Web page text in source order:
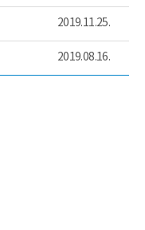
2019.11.25.
2019.08.16.